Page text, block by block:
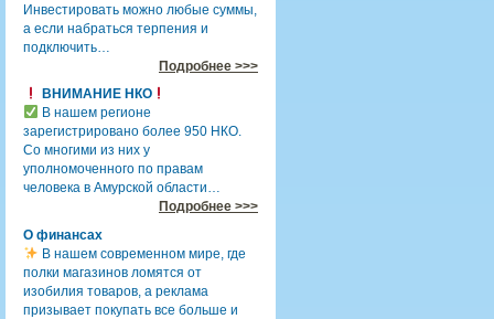
Инвестировать можно любые суммы,
а если набраться терпения и
подключить…
Подробнее >>>
ВНИМАНИЕ НКО
В нашем регионе
зарегистрировано более 950 НКО.
Со многими из них у
уполномоченного по правам
человека в Амурской области…
Подробнее >>>
О финансах
В нашем современном мире, где
полки магазинов ломятся от
изобилия товаров, а реклама
призывает покупать все больше и